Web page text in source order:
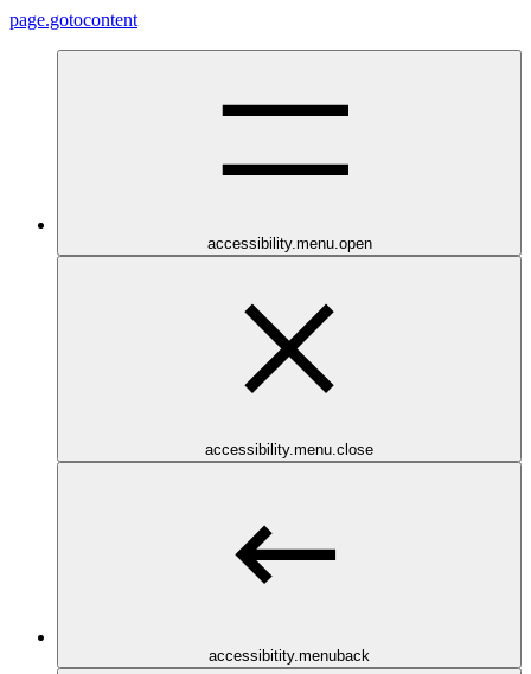
page.gotocontent
accessibility.menu.open
accessibility.menu.close
accessibitity.menuback